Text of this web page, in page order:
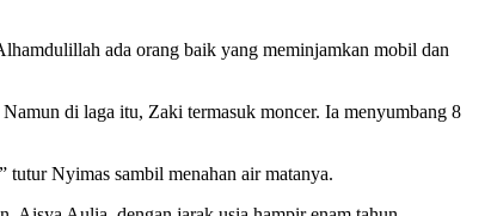
ada orang baik yang meminjamkan mobil dan
di laga itu, Zaki termasuk moncer. Ia menyumbang 8
Nyimas sambil menahan air matanya.